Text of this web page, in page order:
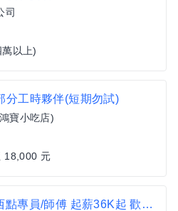
司
以上)
分工時夥伴(短期勿試)
寶小吃店)
18,000 元
【饗食天堂 果然匯】 西點專員/師傅 起薪36K起 歡迎新鮮人、相關經驗者來詳談【前鎮區】